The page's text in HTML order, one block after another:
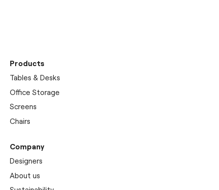
Products
Tables & Desks
Office Storage
Screens
Chairs
Company
Designers
About us